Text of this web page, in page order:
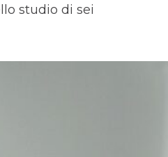
studio di sei